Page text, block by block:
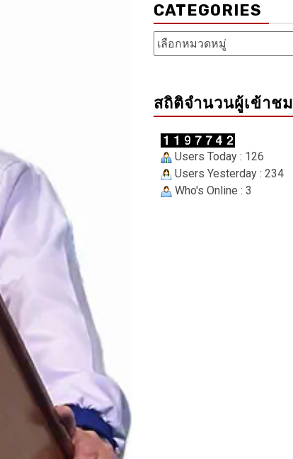
CATEGORIES
Categories
สถิติจำนวนผู้เข้าชม
Users Today : 126
Users Yesterday : 234
Who's Online : 3